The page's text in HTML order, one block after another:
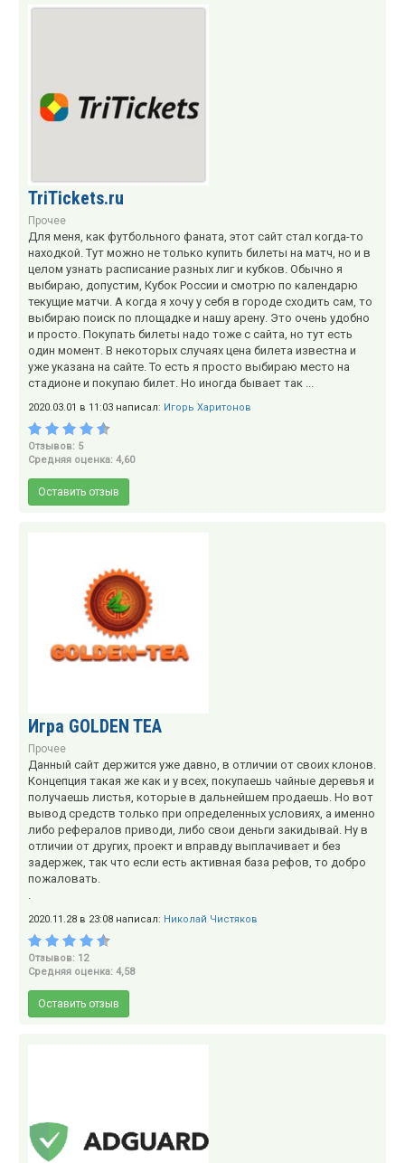
TriTickets.ru
Прочее
Для меня, как футбольного фаната, этот сайт стал когда-то
находкой. Тут можно не только купить билеты на матч, но и в
целом узнать расписание разных лиг и кубков. Обычно я
выбираю, допустим, Кубок России и смотрю по календарю
текущие матчи. А когда я хочу у себя в городе сходить сам, то
выбираю поиск по площадке и нашу арену. Это очень удобно
и просто. Покупать билеты надо тоже с сайта, но тут есть
один момент. В некоторых случаях цена билета известна и
уже указана на сайте. То есть я просто выбираю место на
стадионе и покупаю билет. Но иногда бывает так ...
2020.03.01 в 11:03 написал: Игорь Харитонов
Отзывов: 5
Средняя оценка: 4,60
Оставить отзыв
Игра GOLDEN TEA
Прочее
Данный сайт держится уже давно, в отличии от своих клонов.
Концепция такая же как и у всех, покупаешь чайные деревья и
получаешь листья, которые в дальнейшем продаешь. Но вот
вывод средств только при определенных условиях, а именно
либо рефералов приводи, либо свои деньги закидывай. Ну в
отличии от других, проект и вправду выплачивает и без
задержек, так что если есть активная база рефов, то добро
пожаловать.
2020.11.28 в 23:08 написал: Николай Чистяков
Отзывов: 12
Средняя оценка: 4,58
Оставить отзыв